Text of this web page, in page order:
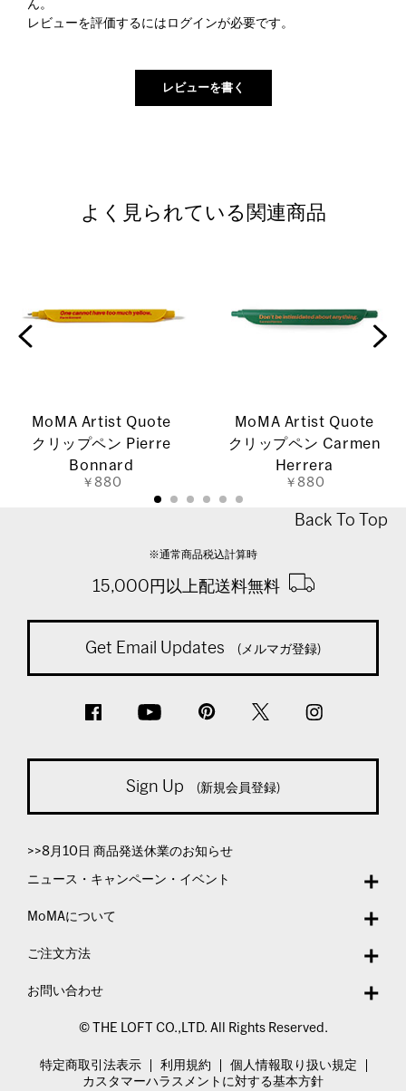
ん。
レビューを評価するには ログインが必要です。
よく見られている関連商品
MoMA Artist Quote
クリップペン Pierre
Bonnard
￥880
MoMA Artist Quote
クリップペン Carmen
Herrera
￥880
Back To Top
※通常商品税込計算時
15,000円以上配送料無料
Get Email Updates (メルマガ登録)
Sign Up (新規会員登録)
>>8月10日 商品発送休業のお知らせ
ニュース・キャンペーン・イベント
MoMAについて
ご注文方法
お問い合わせ
© THE LOFT CO.,LTD. All Rights Reserved.
特定商取引法表示 利用規約
個人情報取り扱い規定
カスタマーハラスメントに対する基本方針